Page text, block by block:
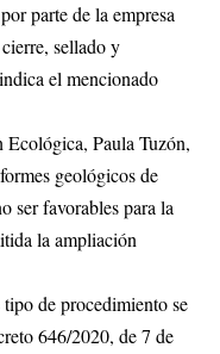
parte de la empresa
sellado y
el mencionado
Ecológica, Paula Tuzón,
geológicos de
ser favorables para la
la ampliación
de procedimiento se
646/2020, de 7 de